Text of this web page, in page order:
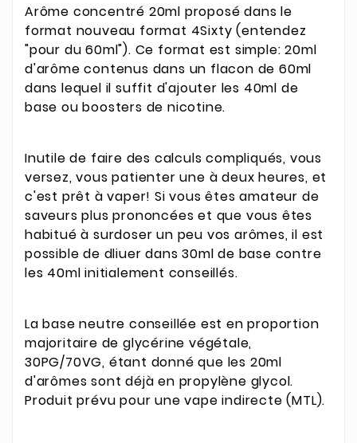
Arôme concentré 20ml proposé dans le
format nouveau format 4Sixty (entendez
"pour du 60ml"). Ce format est simple: 20ml
d'arôme contenus dans un flacon de 60ml
dans lequel il suffit d'ajouter les 40ml de
base ou boosters de nicotine.
Inutile de faire des calculs compliqués, vous
versez, vous patienter une à deux heures, et
c'est prêt à vaper! Si vous êtes amateur de
saveurs plus prononcées et que vous êtes
habitué à surdoser un peu vos arômes, il est
possible de dliuer dans 30ml de base contre
les 40ml initialement conseillés.
La base neutre conseillée est en proportion
majoritaire de glycérine végétale,
30PG/70VG, étant donné que les 20ml
d'arômes sont déjà en propylène glycol.
Produit prévu pour une vape indirecte (MTL).